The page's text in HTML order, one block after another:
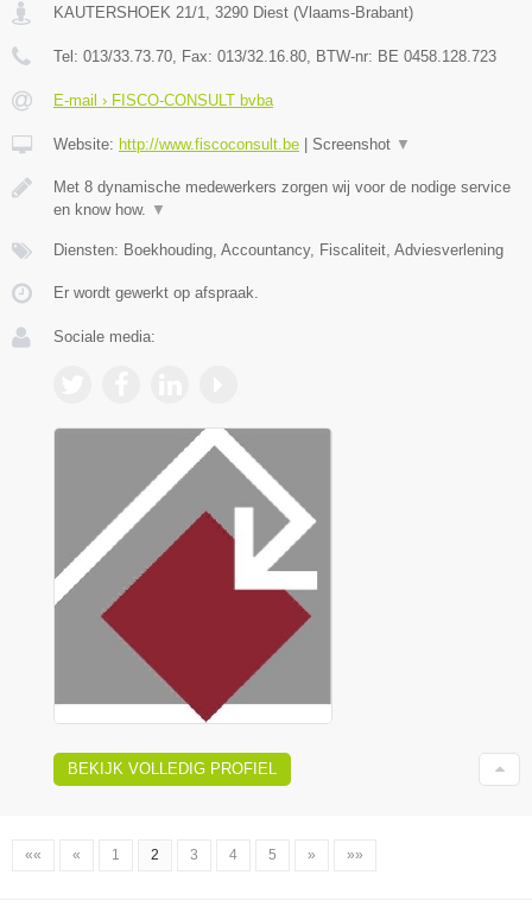
KAUTERSHOEK 21/1 3290 Diest (Vlaams-Brabant)
Tel: 013/33.73.70 , Fax: 013/32.16.80 , BTW-nr: BE 0458.128.723
E-mail › FISCO-CONSULT bvba
Website: http://www.fiscoconsult.be Screenshot ▼
Met 8 dynamische medewerkers zorgen wij voor de nodige service
en know how. ▼
Diensten: Boekhouding, Accountancy, Fiscaliteit, Adviesverlening
Er wordt gewerkt op afspraak.
Sociale media:
BEKIJK VOLLEDIG PROFIEL
«« « 1 2 3 4 5 » »»